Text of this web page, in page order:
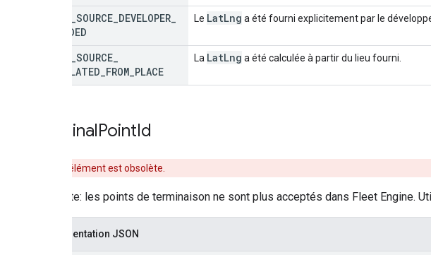
SOURCE DEVELOPER
PROVIDED
Le LatLng a été fourni explicitement par le
SOURCE
CALCULATED FROM PLACE
La LatLng a été calculée à partir du lieu fourni.
TerminalPointId
Cet élément est obsolète.
Obsolète: les points de terminaison ne sont plus acceptés dans Fleet Engine.
Représentation JSON